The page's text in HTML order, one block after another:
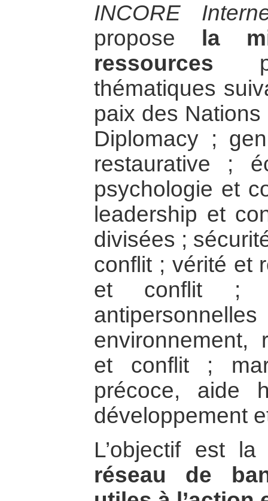
INCORE
propose
la
ressources
thématiques
paix des
Diplomacy ;
restaurative ;
psychologie et
leadership et
divisées ;
conflit ; vérité et
et conflit ;
environnement,
et conflit ;
précoce, aide
développement
L’objectif est
réseau de